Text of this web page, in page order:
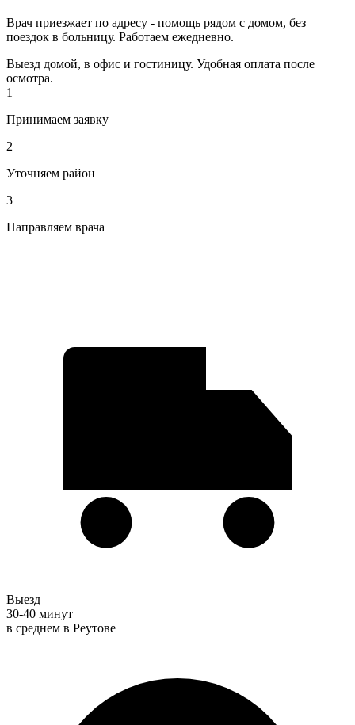
Врач приезжает по адресу - помощь рядом с домом, без
поездок в больницу. Работаем ежедневно.
Выезд домой, в офис и гостиницу. Удобная оплата после
осмотра.
1
Принимаем заявку
2
Уточняем район
3
Направляем врача
Выезд
30-40 минут
в среднем в Реутове